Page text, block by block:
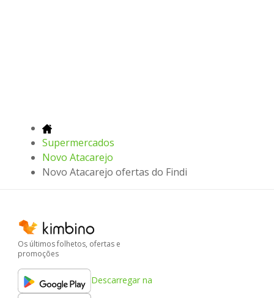
Supermercados
Novo Atacarejo
Novo Atacarejo ofertas do Findi
Os últimos folhetos, ofertas e
promoções
Descarregar na